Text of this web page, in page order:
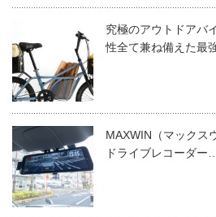
究極のアウトドアバ
性全て兼ね備えた最
MAXWIN（マックス
ドライブレコーダー…